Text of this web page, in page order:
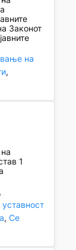
Законот
на
1
, Се